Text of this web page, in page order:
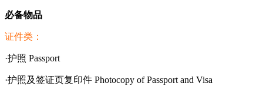
必备物品
证件类：
·护照 Passport
·护照及签证页复印件 Photocopy of Passport and Visa